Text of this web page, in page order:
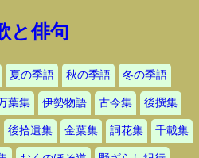
と俳句
夏の季語 秋の季語 冬の季語
葉集 伊勢物語 古今集 後撰集
後拾遺集 金葉集 詞花集 千載集